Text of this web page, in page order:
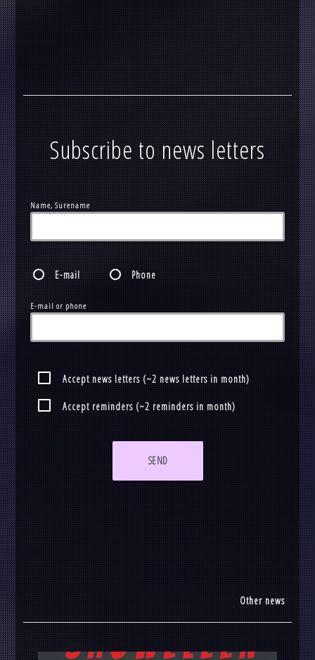
Subscribe to news letters
Name, Surename
E-mail Phone
E-mail or phone
Accept news letters (~2 news letters in month)
Accept reminders (~2 reminders in month)
SEND
Other news